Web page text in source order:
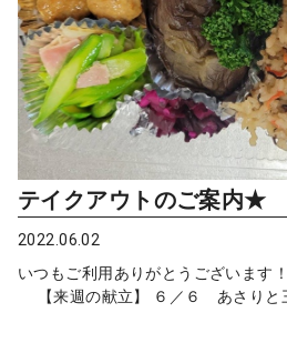
テイクアウトのご案内★
2022.06.02
いつもご利用ありがとうございます
【来週の献立】 ６／６ あさりと